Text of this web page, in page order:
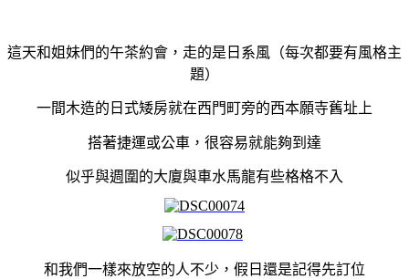
這天和姐妹們的午茶約會，走的是日系風（每次都要有風格主
題）
一間木造的日式矮房就在西門町旁的西本願寺舊址上
搭著捷運或公車，很容易就能夠到達
似乎與週圍的大廈與車水馬龍有些格格不入
和我們一樣來放空的人不少，假日還是記得先訂位